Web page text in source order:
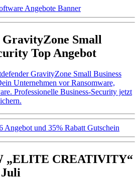
Small
Top Angebot
GravityZone Small Business
Unternehmen vor Ransomware,
Professionelle Business-Security jetzt
„ELITE CREATIVITY“